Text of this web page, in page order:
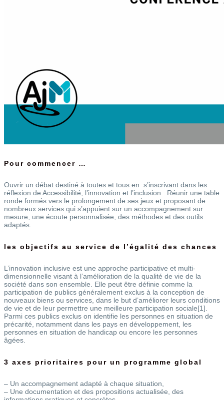
Pour commencer …
Ouvrir un débat destiné à toutes et tous en s’inscrivant dans les
réflexion de Accessibilité, l’innovation et l’inclusion . Réunir une table
ronde formés vers le prolongement de ses jeux et proposant de
nombreux services qui s’appuient sur un accompagnement sur
mesure, une écoute personnalisée, des méthodes et des outils
adaptés.
les objectifs au service de l’égalité des chances
L’innovation inclusive est une approche participative et multi-
dimensionnelle visant à l’amélioration de la qualité de vie de la
société dans son ensemble. Elle peut être définie comme la
participation de publics généralement exclus à la conception de
nouveaux biens ou services, dans le but d’améliorer leurs conditions
de vie et de leur permettre une meilleure participation sociale[1].
Parmi ces publics exclus on identifie les personnes en situation de
précarité, notamment dans les pays en développement, les
personnes en situation de handicap ou encore les personnes
âgées.
3 axes prioritaires pour un programme global
– Un accompagnement adapté à chaque situation,
– Une documentation et des propositions actualisée, des